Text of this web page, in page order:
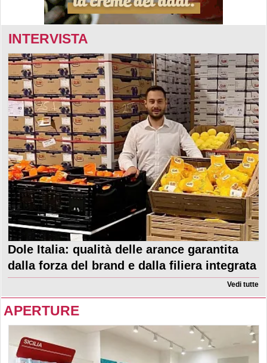
INTERVISTA
Dole Italia: qualità delle arance garantita
dalla forza del brand e dalla filiera integrata
Vedi tutte
APERTURE